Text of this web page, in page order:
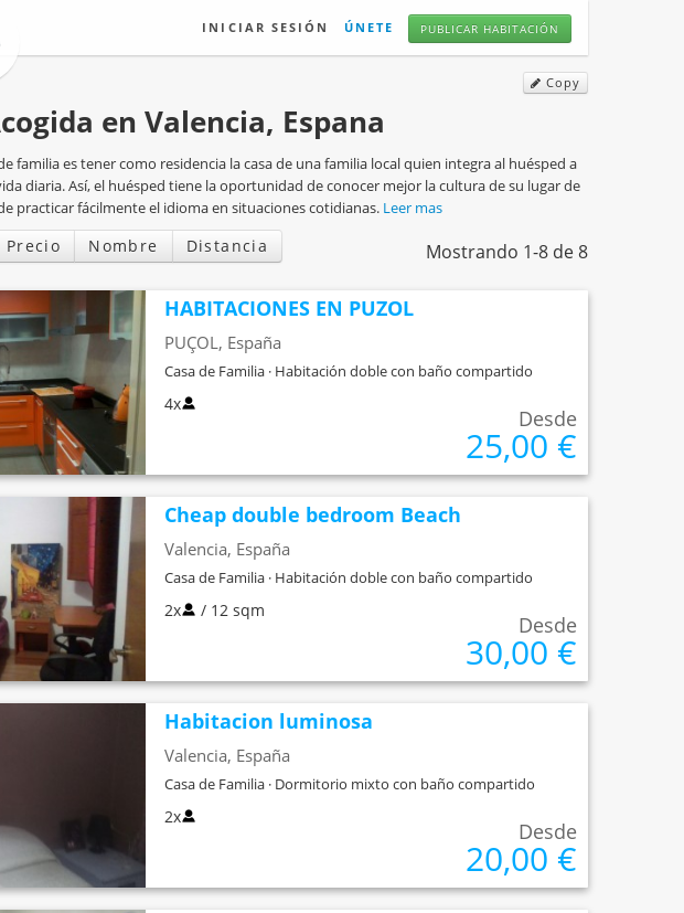
INICIAR SESIÓN ÚNETE PUBLICAR HABITACIÓN
Copy
en Valencia, Espana
familia es tener como residencia la casa de una familia local quien integra al huésped a
diaria. Así, el huésped tiene la oportunidad de conocer mejor la cultura de su lugar de
practicar fácilmente el idioma en situaciones cotidianas. Leer mas
Precio Nombre Distancia Mostrando 1-8 de 8
HABITACIONES EN PUZOL
PUÇOL, España
Casa de Familia · Habitación doble con baño compartido
4x
Desde
25,00 €
Cheap double bedroom Beach
Valencia, España
Casa de Familia · Habitación doble con baño compartido
2x / 12 sqm
Desde
30,00 €
Habitacion luminosa
Valencia, España
Casa de Familia · Dormitorio mixto con baño compartido
2x
Desde
20,00 €